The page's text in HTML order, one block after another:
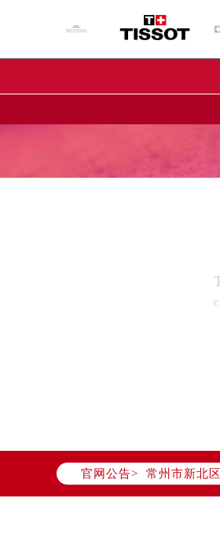
官网公告>
天梭官方全
2026年8月
常州市新北
徐州市鼓楼
扬州市邗江